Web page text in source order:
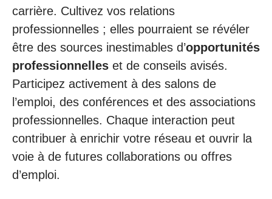
carrière. Cultivez vos relations
professionnelles ; elles pourraient se révéler
être des sources inestimables d’opportunités
professionnelles et de conseils avisés.
Participez activement à des salons de
l’emploi, des conférences et des associations
professionnelles. Chaque interaction peut
contribuer à enrichir votre réseau et ouvrir la
voie à de futures collaborations ou offres
d’emploi.